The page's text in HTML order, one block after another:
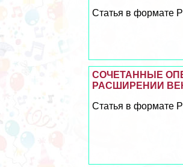
Статья в формате
СОЧЕТАННЫЕ
РАСШИРЕНИИ
Статья в формате